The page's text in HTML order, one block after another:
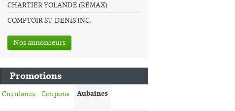
CHARTIER YOLANDE (REMAX)
COMPTOIR ST-DENIS INC.
Nos annonceurs
Promotions
Circulaires Coupons Aubaines